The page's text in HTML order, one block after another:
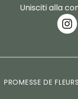
Unisciti alla
PROMESSE DE FLEURS